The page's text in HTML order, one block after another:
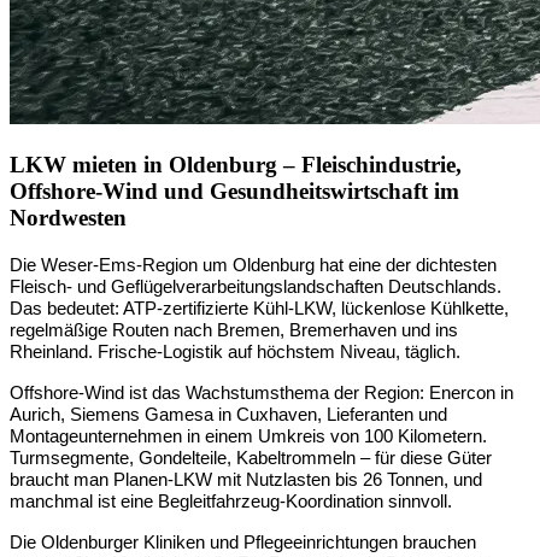
LKW mieten in Oldenburg – Fleischindustrie,
Offshore-Wind und Gesundheitswirtschaft im
Nordwesten
Die Weser-Ems-Region um Oldenburg hat eine der dichtesten
Fleisch- und Geflügelverarbeitungslandschaften Deutschlands.
Das bedeutet: ATP-zertifizierte Kühl-LKW, lückenlose Kühlkette,
regelmäßige Routen nach Bremen, Bremerhaven und ins
Rheinland. Frische-Logistik auf höchstem Niveau, täglich.
Offshore-Wind ist das Wachstumsthema der Region: Enercon in
Aurich, Siemens Gamesa in Cuxhaven, Lieferanten und
Montageunternehmen in einem Umkreis von 100 Kilometern.
Turmsegmente, Gondelteile, Kabeltrommeln – für diese Güter
braucht man Planen-LKW mit Nutzlasten bis 26 Tonnen, und
manchmal ist eine Begleitfahrzeug-Koordination sinnvoll.
Die Oldenburger Kliniken und Pflegeeinrichtungen brauchen